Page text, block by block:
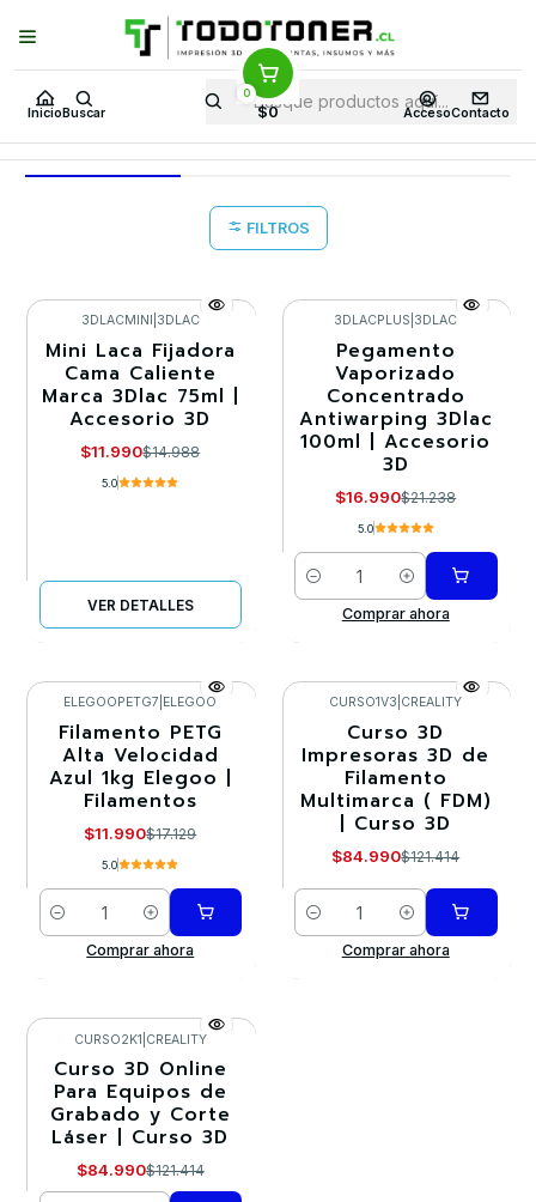
Inicio Buscar
0
$0 AccesoContacto
Puedes Elegir: Comprar enTienda· Despachoa Todo Chile · Retiro en
Tienda en24 Horas
Inicio Todo 3D FILAMENTOS ALTA VELOCIDAD
ALTA VELOCIDAD
FILTROS
-20%
Agotado
3DLACMINI 3DLAC
Mini Laca Fijadora
Cama Caliente
Marca 3Dlac 75ml |
Accesorio 3D
$11.990$14.988
5.0
VER DETALLES
-20%
3DLACPLUS 3DLAC
Pegamento
Vaporizado
Concentrado
Antiwarping 3Dlac
100ml | Accesorio
3D
$16.990$21.238
5.0
Cantidad
Comprar ahora
-30%
ELEGOOPETG7 ELEGOO
Filamento PETG
Alta Velocidad
Azul 1kg Elegoo |
Filamentos
$11.990$17.129
5.0
Cantidad
Comprar ahora
-30%
CURSO1V3 CREALITY
Curso 3D
Impresoras 3D de
Filamento
Multimarca ( FDM)
| Curso 3D
$84.990$121.414
Cantidad
Comprar ahora
-30%
CURSO2K1 CREALITY
Curso 3D Online
Para Equipos de
Grabado y Corte
Láser | Curso 3D
$84.990$121.414